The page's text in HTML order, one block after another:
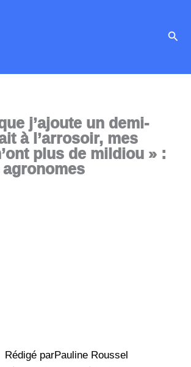
j’ajoute un demi-
à l’arrosoir, mes
plus de mildiou » :
agronomes
Rédigé parPauline Roussel